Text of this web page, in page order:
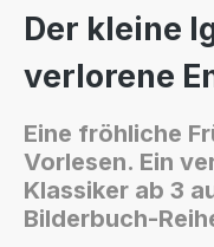
Der kleine
verlorene
Eine fröhliche
Vorlesen. Ein
Klassiker ab 3
Bilderbuch-